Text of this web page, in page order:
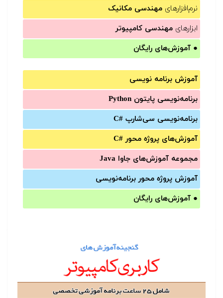
نرم‌افزارهای مهندسی مکانیک
ابزارهای مهندسی کامپیوتر
● آموزش‌های رایگان
آموزش برنامه نویسی
برنامه‌نویسی پایتون Python
برنامه‌‌نویسی سی‌شارپ C#‎
آموزش‌های پروژه محور #C
مجموعه آموزش‌های جاوا Java
آموزش‌ پروژه محور برنامه‌نویسی
● آموزش‌های رایگان